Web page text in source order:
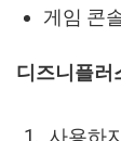
게임 콘
디즈니플러
사용하